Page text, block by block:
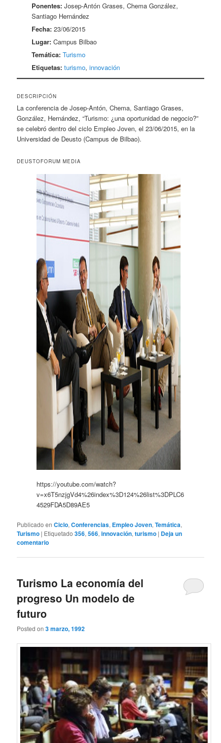
Ponentes: Josep-Antón Grases, Chema González,
Santiago Hernández
Fecha: 23/06/2015
Lugar: Campus Bilbao
Temática: Turismo
Etiquetas: turismo,innovación
DESCRIPCIÓN
La conferencia de Josep-Antón, Chema, Santiago Grases,
González, Hernández, “Turismo: ¿una oportunidad de negocio?”
se celebró dentro del ciclo Empleo Joven, el 23/06/2015, en la
Universidad de Deusto (Campus de Bilbao).
DEUSTOFORUM MEDIA
https://youtube.com/watch?
v=x6T5nzjgVd4%26index%3D124%26list%3DPLC6
4529FDA5D89AE5
Publicado en Ciclo,Conferencias, Empleo Joven,Temática,
Turismo | Etiquetado 356,566,innovación,turismo | Deja un
comentario
Turismo La economía del
progreso Un modelo de
futuro
Posted on3 marzo, 1992